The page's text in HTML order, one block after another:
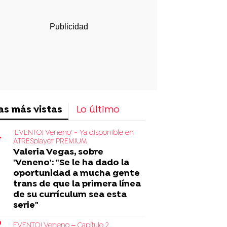
más vistas Lo último
'EVENTO! Veneno' - Ya disponible en
ATRESplayer PREMIUM
Valeria Vegas, sobre
'Veneno': "Se le ha dado la
oportunidad a mucha gente
trans de que la primera línea
de su currículum sea esta
serie"